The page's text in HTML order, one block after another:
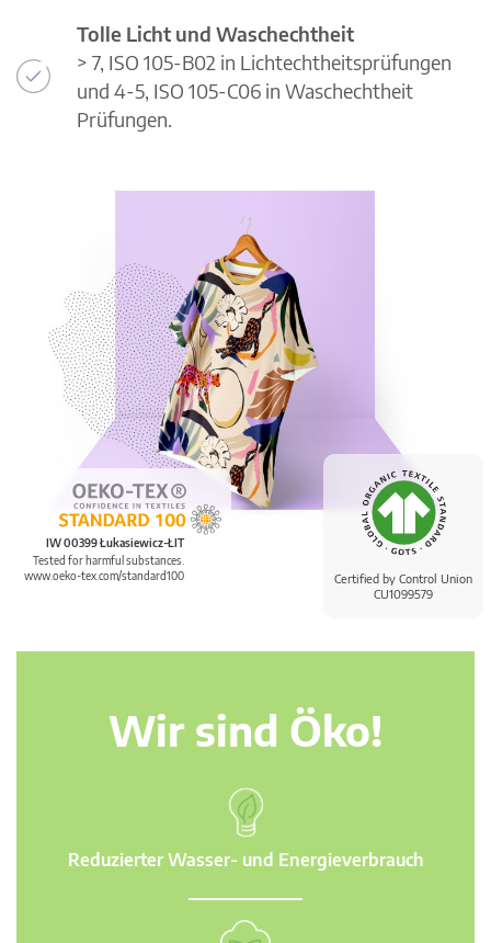
Certified by Control Union
CU1099579
IW 00399 Łukasiewicz-ŁIT
Tested for harmful substances.
www.oeko-tex.com/standard100
Tolle Licht und Waschechtheit
> 7, ISO 105-B02 in Lichtechtheitsprüfungen
und 4-5, ISO 105-C06 in Waschechtheit
Prüfungen.
Wir sind Öko!
Reduzierter Wasser- und Energieverbrauch